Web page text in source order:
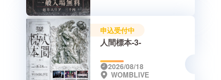
申込受付中
人間標本-3-
2026/08/18
WOMBLIVE